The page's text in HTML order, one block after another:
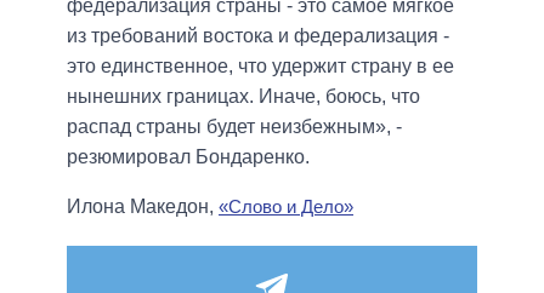
федерализация страны - это самое мягкое
из требований востока и федерализация -
это единственное, что удержит страну в ее
нынешних границах. Иначе, боюсь, что
распад страны будет неизбежным», -
резюмировал Бондаренко.
Илона Македон, «Слово и Дело»